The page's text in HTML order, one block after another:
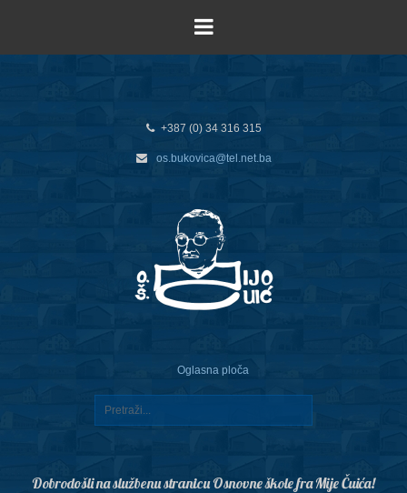
+387 (0) 34 316 315
os.bukovica@tel.net.ba
Oglasna ploča
Dobrodošli na službenu stranicu Osnovne škole fra Mije Čuića!